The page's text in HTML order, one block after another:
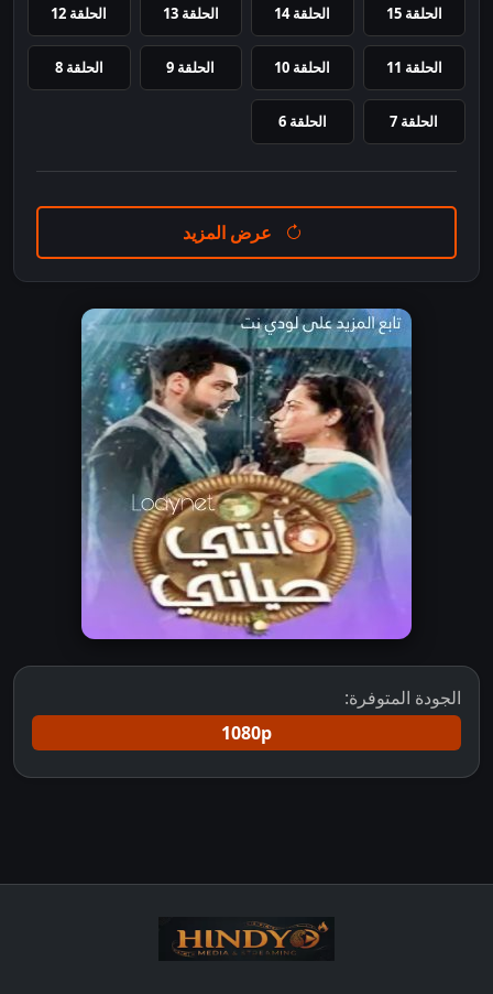
الحلقة 15 الحلقة 14 الحلقة 13 الحلقة 12
الحلقة 11 الحلقة 10 الحلقة 9 الحلقة 8
الحلقة 7 الحلقة 6
عرض المزيد
الجودة المتوفرة:
1080p